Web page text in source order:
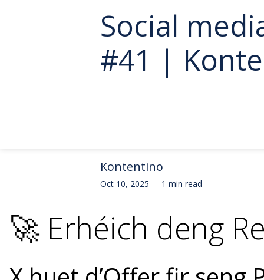
Social
#41 |
Kontentino
Oct 10, 2025 1 min read
🚀 Erhéich deng